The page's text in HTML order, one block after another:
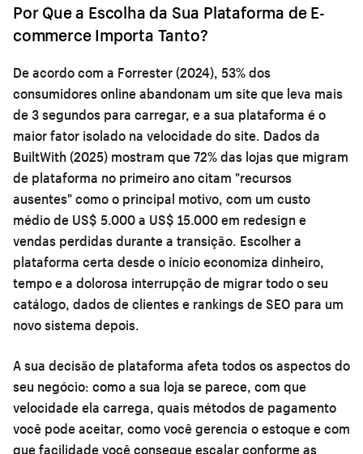
Por Que a Escolha da Sua Plataforma de E-
commerce Importa Tanto?
De acordo com a Forrester (2024), 53% dos
consumidores online abandonam um site que leva mais
de 3 segundos para carregar, e a sua plataforma é o
maior fator isolado na velocidade do site. Dados da
BuiltWith (2025) mostram que 72% das lojas que migram
de plataforma no primeiro ano citam "recursos
ausentes" como o principal motivo, com um custo
médio de US$ 5.000 a US$ 15.000 em redesign e
vendas perdidas durante a transição. Escolher a
plataforma certa desde o início economiza dinheiro,
tempo e a dolorosa interrupção de migrar todo o seu
catálogo, dados de clientes e rankings de SEO para um
novo sistema depois.
A sua decisão de plataforma afeta todos os aspectos do
seu negócio: como a sua loja se parece, com que
velocidade ela carrega, quais métodos de pagamento
você pode aceitar, como você gerencia o estoque e com
que facilidade você consegue escalar conforme as